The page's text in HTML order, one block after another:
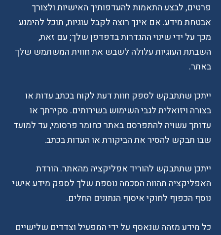
פרטים, לבצע התאמות להעדפותיך האישיות ולצורך
אבטחת מידע. אם אינך רוצה לקבל עוגיות, תוכל להימנע
מכך על ידי שינוי ההגדרות בדפדפן שלך; עם זאת,
השבתת העוגיות עלולה לשבש את חווית המשתמש שלך
באתר.
ייתכן שתתבקש לספק חוות דעת לקוח בכתב עדות או
בצורה ויזואלית לגבי השימוש בשירותים. סקירתך או
עדותך עשויה להתפרסם באתר כחומר פרסומי, עד למועד
שבו תבקש להסיר את הביקורת או העדות בכתב.
ייתכן שתתבקש להוריד אפליקציה מהאתר. הורדת
האפליקציה תהווה הסכמה נוספת שלך לספק מידע אישי
נוסף הכפוף לחוקי איסוף הנתונים החלים.
כל מידע מזהה שנאסף על ידי המפעיל וצדדים שלישיים